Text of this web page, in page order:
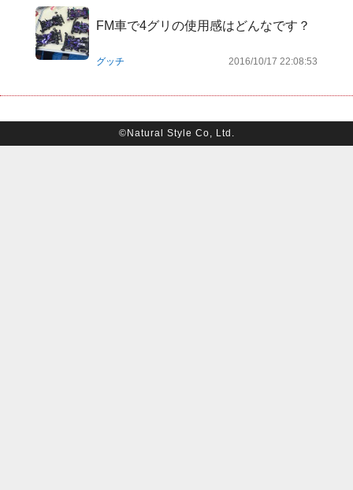
FM車で4グリの使用感はどんなです？
グッチ 2016/10/17 22:08:53
©Natural Style Co, Ltd.